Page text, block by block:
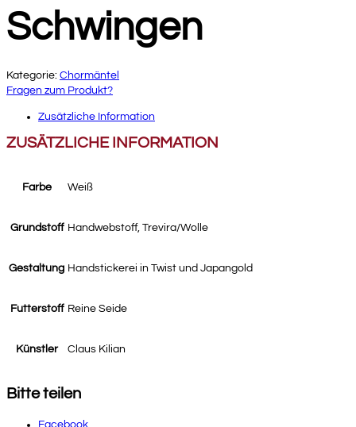
Schwingen
Kategorie: Chormäntel
Fragen zum Produkt?
Zusätzliche Information
ZUSÄTZLICHE INFORMATION
Farbe Weiß
Grundstoff Handwebstoff, Trevira/Wolle
Gestaltung Handstickerei in Twist und Japangold
Futterstoff Reine Seide
Künstler Claus Kilian
Bitte teilen
Facebook